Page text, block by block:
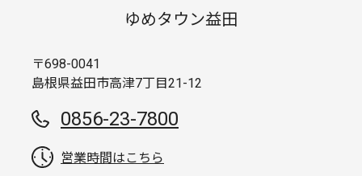
ゆめタウン益田
〒698-0041
島根県益田市高津7丁目21-12
0856-23-7800
営業時間はこちら